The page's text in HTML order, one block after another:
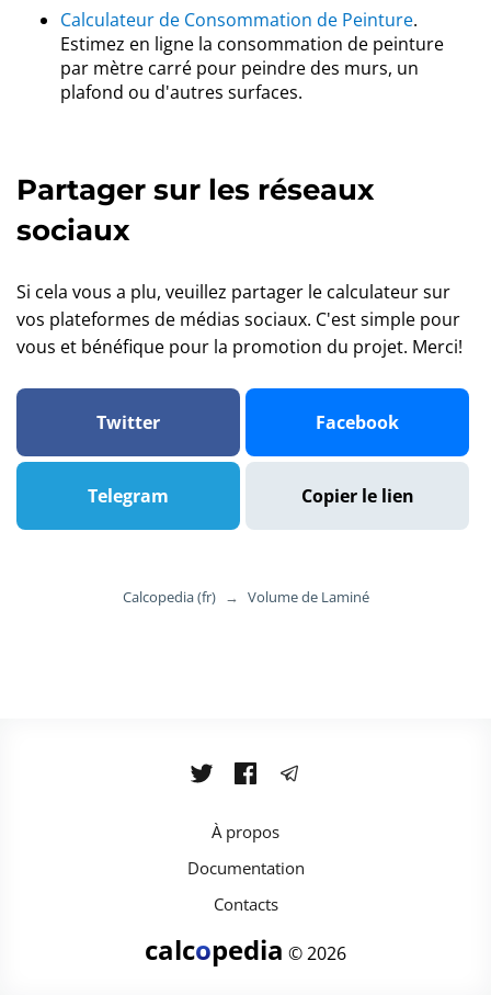
Calculateur de Consommation de Peinture.
Estimez en ligne la consommation de peinture
par mètre carré pour peindre des murs, un
plafond ou d'autres surfaces.
Partager sur les réseaux
sociaux
Si cela vous a plu, veuillez partager le calculateur sur
vos plateformes de médias sociaux. C'est simple pour
vous et bénéfique pour la promotion du projet. Merci!
Twitter Facebook
Telegram Copier le lien
Calcopedia (fr) → Volume de Laminé
À propos
Documentation
Contacts
calcopedia © 2026